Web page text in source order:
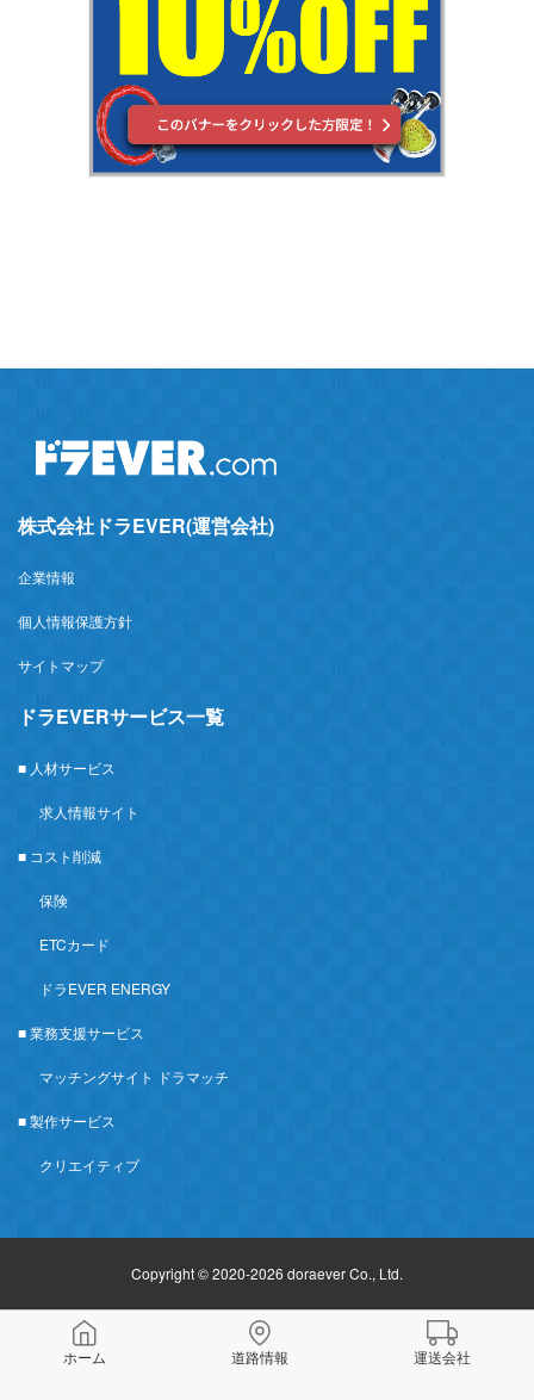
ホーム 道路情報 運送会社
株式会社ドラEVER(運営会社)
企業情報
個人情報保護方針
サイトマップ
ドラEVERサービス一覧
■ 人材サービス
求人情報サイト
■ コスト削減
保険
ETCカード
ドラEVER ENERGY
■ 業務支援サービス
マッチングサイト ドラマッチ
■ 製作サービス
クリエイティブ
Copyright © 2020-2026 doraever Co., Ltd.